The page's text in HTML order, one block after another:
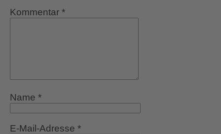
Kommentar *
Name *
E-Mail-Adresse *